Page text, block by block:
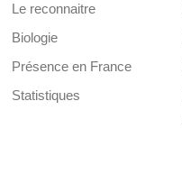
Le reconnaitre
Biologie
Présence en France
Statistiques